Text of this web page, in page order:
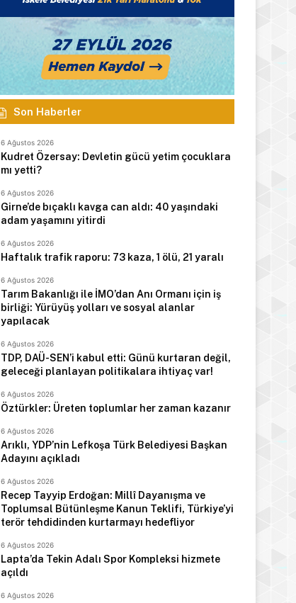
Son Haberler
6 Ağustos 2026
Kudret Özersay: Devletin gücü yetim çocuklara
mı yetti?
6 Ağustos 2026
Girne’de bıçaklı kavga can aldı: 40 yaşındaki
adam yaşamını yitirdi
6 Ağustos 2026
Haftalık trafik raporu: 73 kaza, 1 ölü, 21 yaralı
6 Ağustos 2026
Tarım Bakanlığı ile İMO’dan Anı Ormanı için iş
birliği: Yürüyüş yolları ve sosyal alanlar
yapılacak
6 Ağustos 2026
TDP, DAÜ-SEN’i kabul etti: Günü kurtaran değil,
geleceği planlayan politikalara ihtiyaç var!
6 Ağustos 2026
Öztürkler: Üreten toplumlar her zaman kazanır
6 Ağustos 2026
Arıklı, YDP’nin Lefkoşa Türk Belediyesi Başkan
Adayını açıkladı
6 Ağustos 2026
Recep Tayyip Erdoğan: Millî Dayanışma ve
Toplumsal Bütünleşme Kanun Teklifi, Türkiye’yi
terör tehdidinden kurtarmayı hedefliyor
6 Ağustos 2026
Lapta’da Tekin Adalı Spor Kompleksi hizmete
açıldı
6 Ağustos 2026